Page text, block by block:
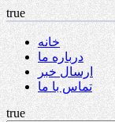
true
خانه
درباره ما
ارسال خبر
تماس با ما
true